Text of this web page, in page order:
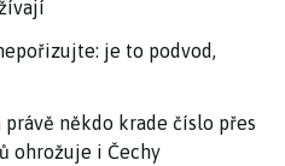
je to podvod,
někdo krade číslo přes
ohrožuje i Čechy